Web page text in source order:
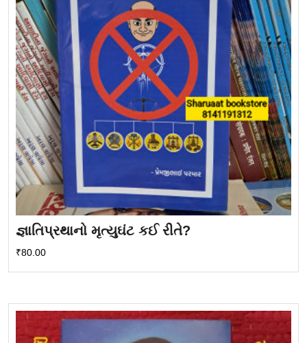
જ્ઞાતિપ્રથાનો મૃત્યુઘંટ કઈ રીતે?
₹80.00